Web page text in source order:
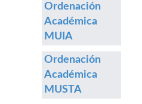
Ordenación
Académica
MUIA
Ordenación
Académica
MUSTA